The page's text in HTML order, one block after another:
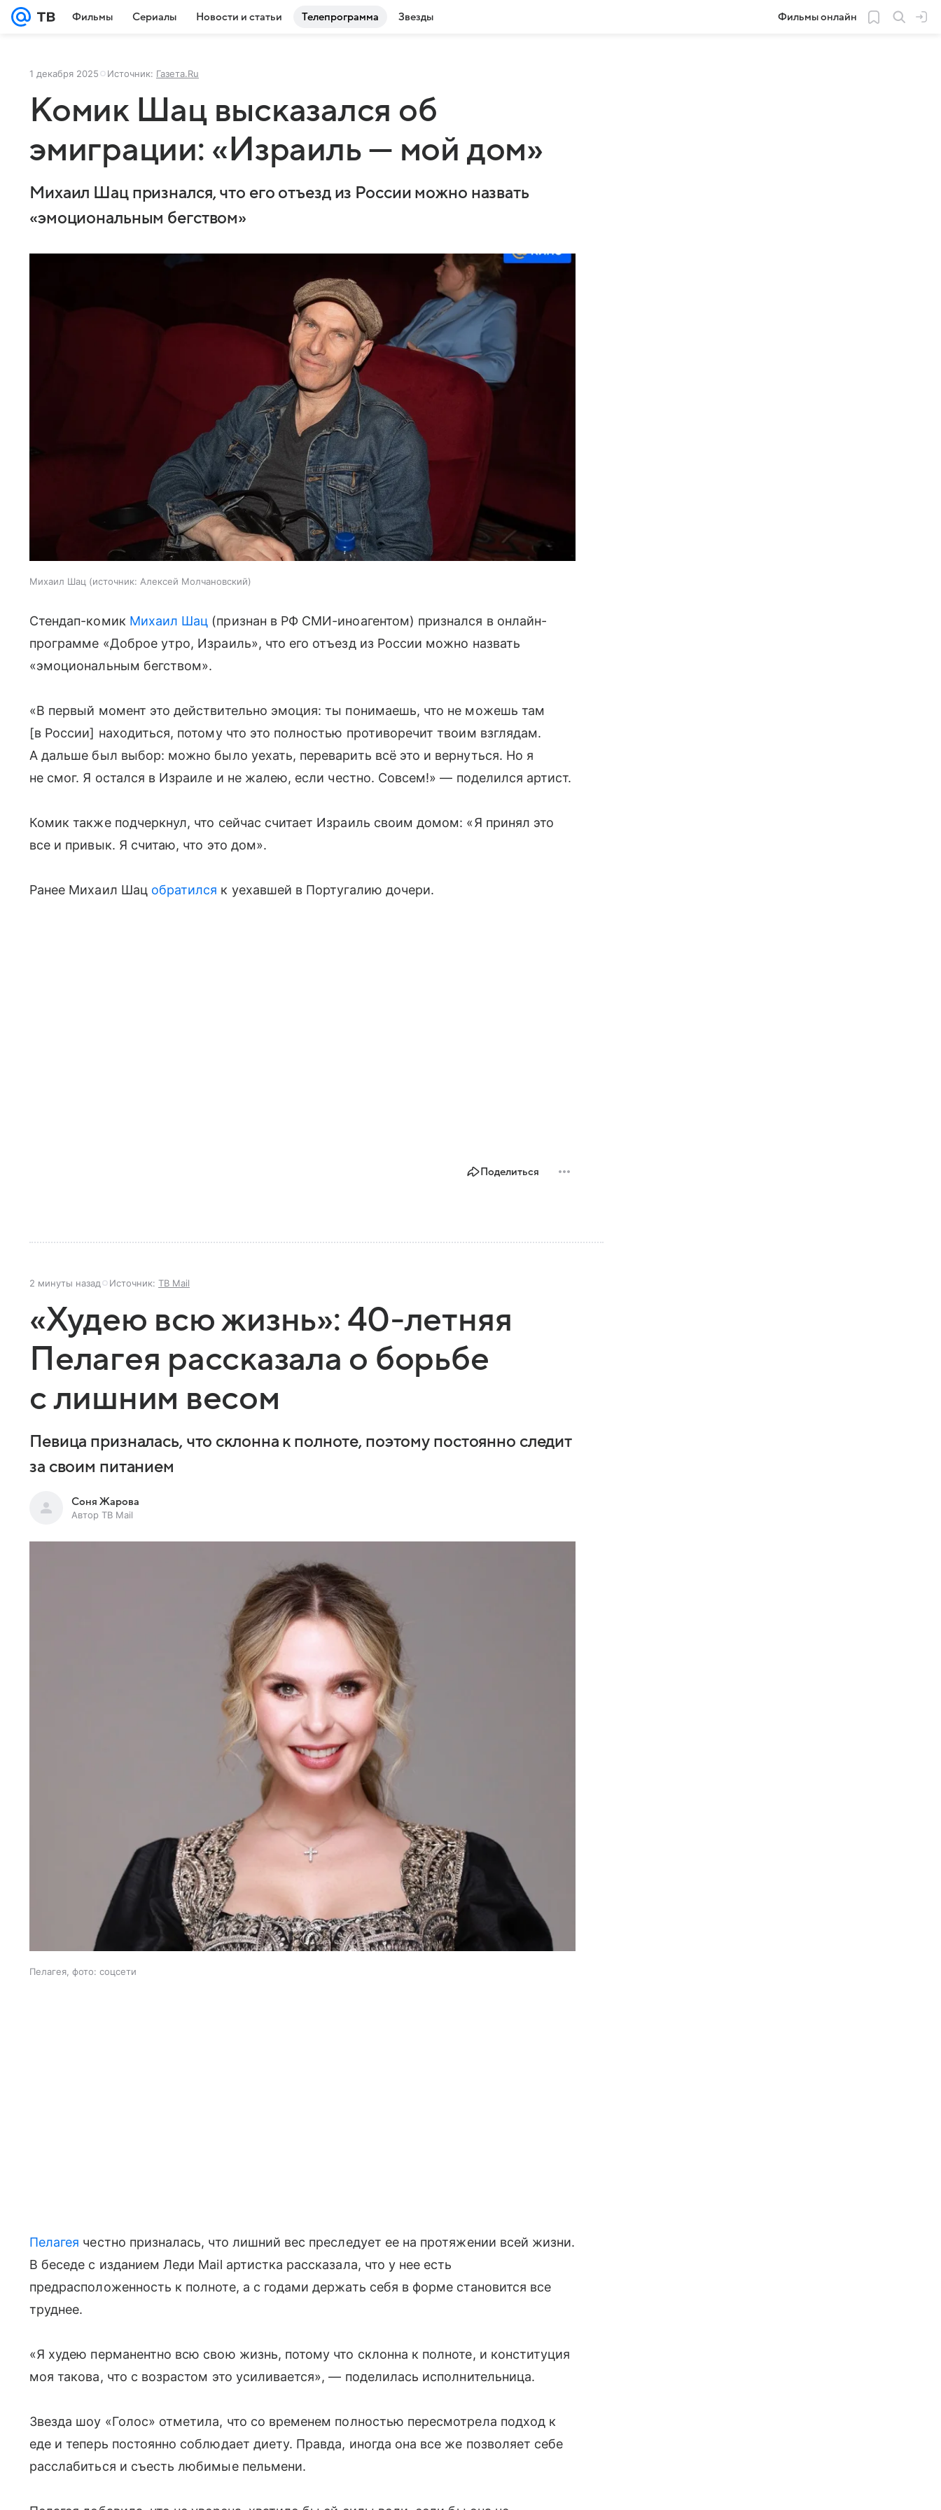
Фильмы Сериалы Новости и статьи Телепрограмма Звезды Фильмы онлайн
1 декабря 2025 Источник: Газета.Ru
Комик Шац высказался об
эмиграции: «Израиль — мой дом»
Михаил Шац признался, что его отъезд из России можно назвать
«эмоциональным бегством»
Михаил Шац источник: Алексей Молчановский
Стендап-комик Михаил Шац (признан в РФ СМИ-иноагентом) признался в онлайн-
программе «Доброе утро, Израиль», что его отъезд из России можно назвать
«эмоциональным бегством».
«В первый момент это действительно эмоция: ты понимаешь, что не можешь там
[в России] находиться, потому что это полностью противоречит твоим взглядам.
А дальше был выбор: можно было уехать, переварить всё это и вернуться. Но я
не смог. Я остался в Израиле и не жалею, если честно. Совсем!» — поделился артист.
Комик также подчеркнул, что сейчас считает Израиль своим домом: «Я принял это
все и привык. Я считаю, что это дом».
Ранее Михаил Шац обратился к уехавшей в Португалию дочери.
Поделиться
2 минуты назад Источник: ТВ Mail
«Худею всю жизнь»: 40-летняя
Пелагея рассказала о борьбе
с лишним весом
Певица призналась, что склонна к полноте, поэтому постоянно следит
за своим питанием
Соня Жарова
Автор ТВ Mail
Пелагея, фото: соцсети
Пелагея честно призналась, что лишний вес преследует ее на протяжении всей жизни.
В беседе с изданием Леди Mail артистка рассказала, что у нее есть
предрасположенность к полноте, а с годами держать себя в форме становится все
труднее.
«Я худею перманентно всю свою жизнь, потому что склонна к полноте, и конституция
моя такова, что с возрастом это усиливается», — поделилась исполнительница.
Звезда шоу «Голос» отметила, что со временем полностью пересмотрела подход к
еде и теперь постоянно соблюдает диету. Правда, иногда она все же позволяет себе
расслабиться и съесть любимые пельмени.